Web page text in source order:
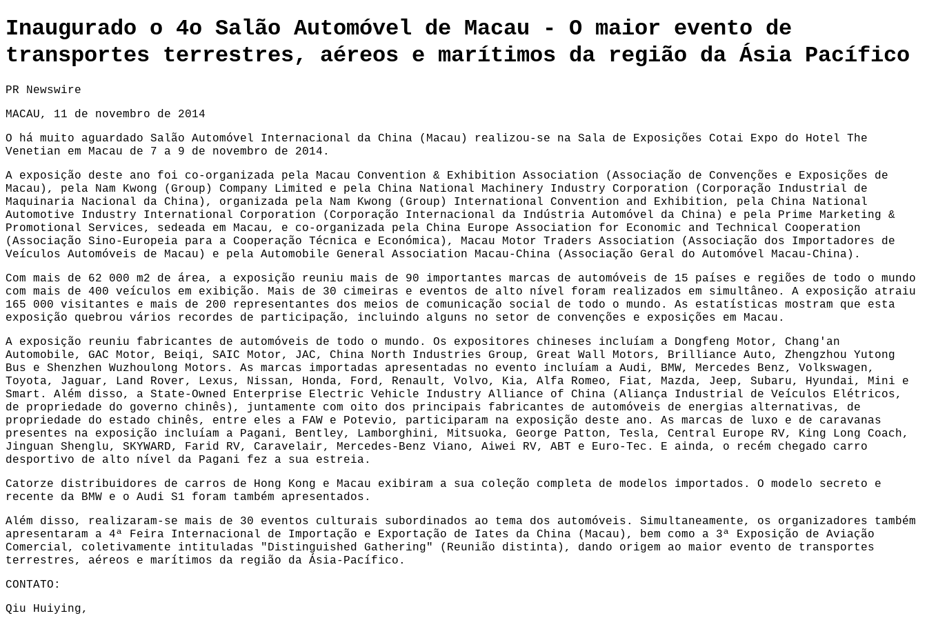
Inaugurado o 4o Salão Automóvel de Macau - O maior evento de
transportes terrestres, aéreos e marítimos da região da Ásia Pacífico
PR Newswire
MACAU, 11 de novembro de 2014
O há muito aguardado Salão Automóvel Internacional da China (Macau) realizou-se na Sala de Exposições Cotai Expo do Hotel The
Venetian em Macau de 7 a 9 de novembro de 2014.
A exposição deste ano foi co-organizada pela Macau Convention & Exhibition Association (Associação de Convenções e Exposições de
Macau), pela Nam Kwong (Group) Company Limited e pela China National Machinery Industry Corporation (Corporação Industrial de
Maquinaria Nacional da China), organizada pela Nam Kwong (Group) International Convention and Exhibition, pela China National
Automotive Industry International Corporation (Corporação Internacional da Indústria Automóvel da China) e pela Prime Marketing &
Promotional Services, sedeada em Macau, e co-organizada pela China Europe Association for Economic and Technical Cooperation
(Associação Sino-Europeia para a Cooperação Técnica e Económica), Macau Motor Traders Association (Associação dos Importadores de
Veículos Automóveis de Macau) e pela Automobile General Association Macau-China (Associação Geral do Automóvel Macau-China).
Com mais de 62 000 m2 de área, a exposição reuniu mais de 90 importantes marcas de automóveis de 15 países e regiões de todo o mundo
com mais de 400 veículos em exibição. Mais de 30 cimeiras e eventos de alto nível foram realizados em simultâneo. A exposição atraiu
165 000 visitantes e mais de 200 representantes dos meios de comunicação social de todo o mundo. As estatísticas mostram que esta
exposição quebrou vários recordes de participação, incluindo alguns no setor de convenções e exposições em Macau.
A exposição reuniu fabricantes de automóveis de todo o mundo. Os expositores chineses incluíam a Dongfeng Motor, Chang'an
Automobile, GAC Motor, Beiqi, SAIC Motor, JAC, China North Industries Group, Great Wall Motors, Brilliance Auto, Zhengzhou Yutong
Bus e Shenzhen Wuzhoulong Motors. As marcas importadas apresentadas no evento incluíam a Audi, BMW, Mercedes Benz, Volkswagen,
Toyota, Jaguar, Land Rover, Lexus, Nissan, Honda, Ford, Renault, Volvo, Kia, Alfa Romeo, Fiat, Mazda, Jeep, Subaru, Hyundai, Mini e
Smart. Além disso, a State-Owned Enterprise Electric Vehicle Industry Alliance of China (Aliança Industrial de Veículos Elétricos,
de propriedade do governo chinês), juntamente com oito dos principais fabricantes de automóveis de energias alternativas, de
propriedade do estado chinês, entre eles a FAW e Potevio, participaram na exposição deste ano. As marcas de luxo e de caravanas
presentes na exposição incluíam a Pagani, Bentley, Lamborghini, Mitsuoka, George Patton, Tesla, Central Europe RV, King Long Coach,
Jinguan Shenglu, SKYWARD, Farid RV, Caravelair, Mercedes-Benz Viano, Aiwei RV, ABT e Euro-Tec. E ainda, o recém chegado carro
desportivo de alto nível da Pagani fez a sua estreia.
Catorze distribuidores de carros de Hong Kong e Macau exibiram a sua coleção completa de modelos importados. O modelo secreto e
recente da BMW e o Audi S1 foram também apresentados.
Além disso, realizaram-se mais de 30 eventos culturais subordinados ao tema dos automóveis. Simultaneamente, os organizadores também
apresentaram a 4ª Feira Internacional de Importação e Exportação de Iates da China (Macau), bem como a 3ª Exposição de Aviação
Comercial, coletivamente intituladas "Distinguished Gathering" (Reunião distinta), dando origem ao maior evento de transportes
terrestres, aéreos e marítimos da região da Ásia-Pacífico.
CONTATO:
Qiu Huiying,